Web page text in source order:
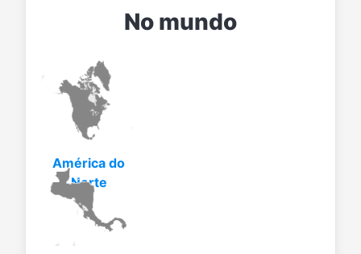
No mundo
América do
Norte